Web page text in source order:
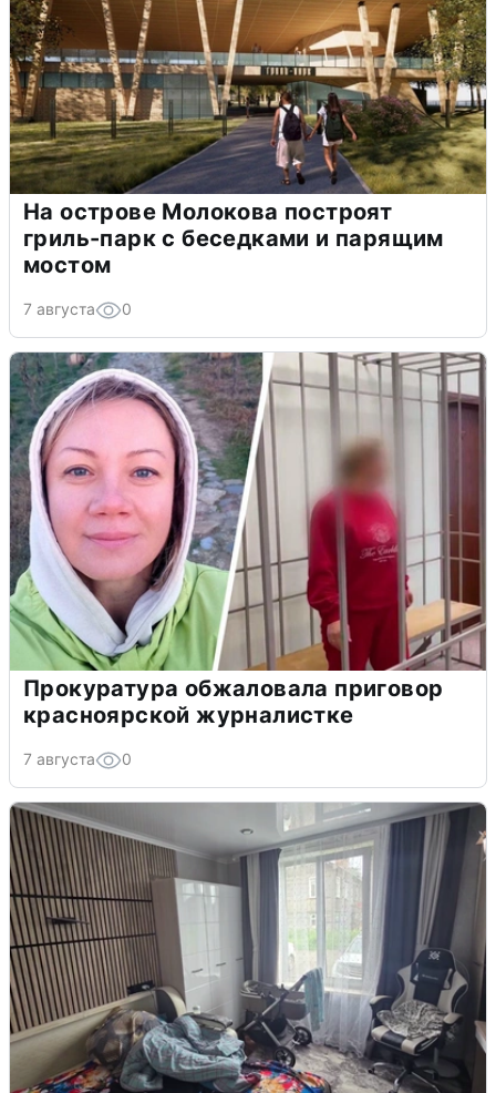
На острове Молокова построят
гриль-парк с беседками и парящим
мостом
7 августа 0
Прокуратура обжаловала приговор
красноярской журналистке
7 августа 0